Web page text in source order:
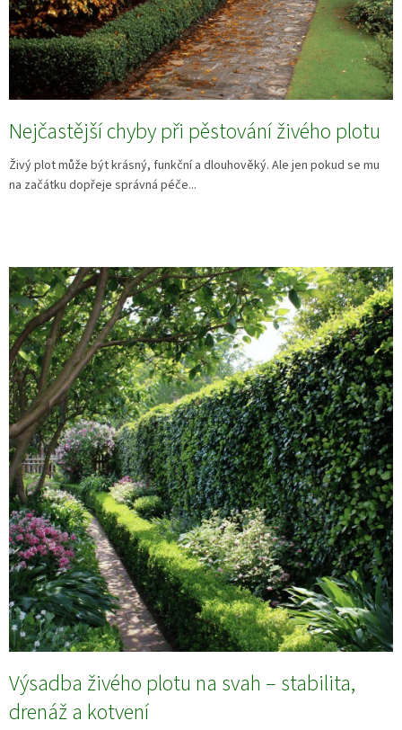
Nejčastější chyby při pěstování živého plotu
Živý plot může být krásný, funkční a dlouhověký. Ale jen pokud se mu
na začátku dopřeje správná péče...
Výsadba živého plotu na svah – stabilita,
drenáž a kotvení